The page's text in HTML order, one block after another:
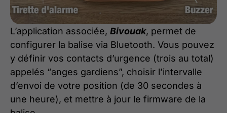
L’application associée, Bivouak, permet de
configurer la balise via Bluetooth. Vous pouvez
y définir vos contacts d’urgence (trois au total)
appelés “anges gardiens”, choisir l’intervalle
d’envoi de votre position (de 30 secondes à
une heure), et mettre à jour le firmware de la